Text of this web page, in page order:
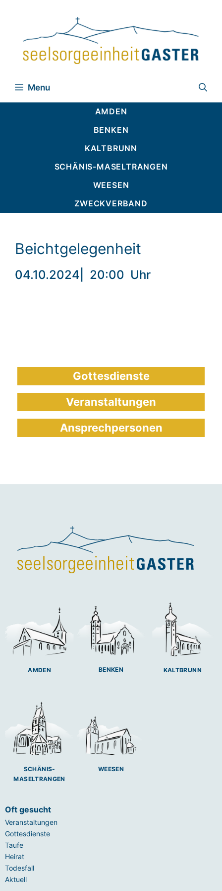
Menu
AMDEN
BENKEN
KALTBRUNN
SCHÄNIS-MASELTRANGEN
WEESEN
ZWECKVERBAND
Beichtgelegenheit
04.10.2024 20:00 Uhr
Gottesdienste
Veranstaltungen
Ansprechpersonen
AMDEN BENKEN KALTBRUNN
SCHÄNIS-
MASELTRANGEN
WEESEN
Oft gesucht
Veranstaltungen
Gottesdienste
Taufe
Heirat
Todesfall
Aktuell